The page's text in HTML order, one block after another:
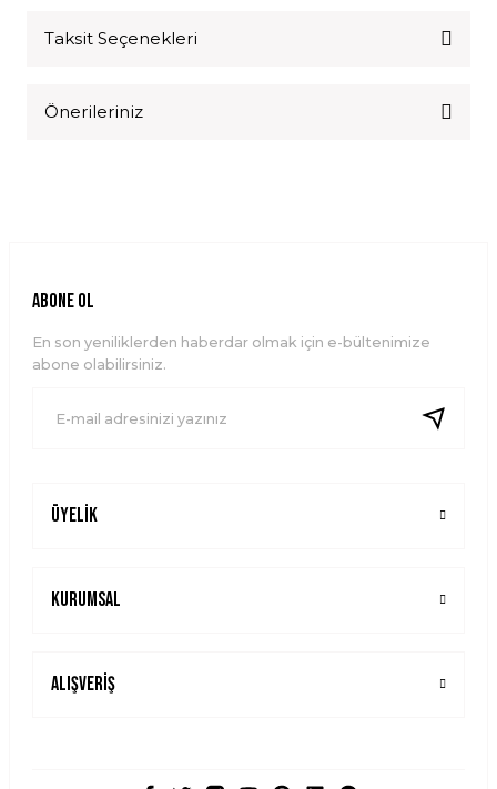
Taksit Seçenekleri
Önerileriniz
Ürün resmi kalitesiz, bozuk veya görüntülenemiyor.
Ürün bilgilerinde hatalar bulunuyor.
Bu ürüne benzer farklı alternatifler olmalı.
Üyelik
Kurumsal
Alışveriş
ABONE OL
En son yeniliklerden haberdar olmak için e-bültenimize
abone olabilirsiniz.